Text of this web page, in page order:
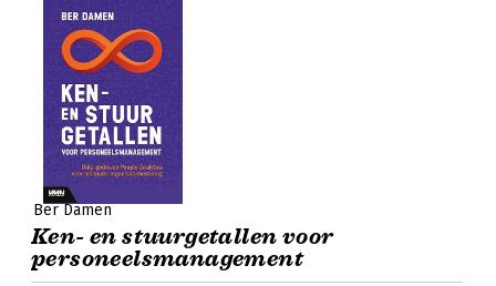
Ber Damen
Ken- en stuurgetallen voor
personeelsmanagement